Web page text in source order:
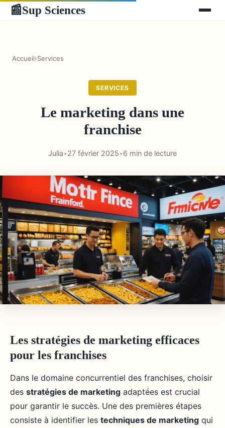
📰Sup Sciences
Accueil›Services
SERVICES
Le marketing dans une
franchise
Julia•27 février 2025•6 min de lecture
Les stratégies de marketing efficaces
pour les franchises
Dans le domaine concurrentiel des franchises, choisir
des stratégies de marketing adaptées est crucial
pour garantir le succès. Une des premières étapes
consiste à identifier les techniques de marketing qui